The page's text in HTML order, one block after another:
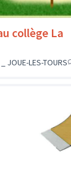
collège La
JOUE-LES-TOURS